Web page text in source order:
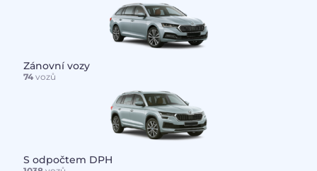
Zánovní vozy
74vozů
S odpočtem DPH